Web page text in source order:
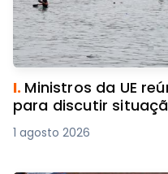
I. Ministros da UE
para discutir
1 agosto 2026